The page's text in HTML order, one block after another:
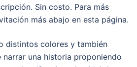
Sin costo. Para más
más abajo en esta página.
distintos colores y también
narrar una historia proponiendo